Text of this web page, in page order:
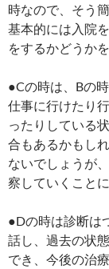
時なので、そう
基本的には入院
をするかどうか
●Cの時は、Bの
仕事に行けたり
ったりしている
合もあるかもし
ないでしょうが
察していくこと
●Dの時は診断は
話し、過去の状
でき、今後の治